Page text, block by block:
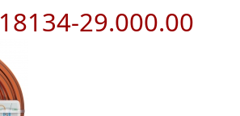
18134-29.000.00